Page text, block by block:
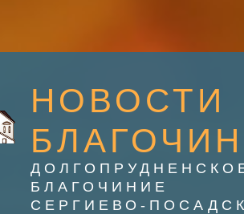
НОВОСТИ
БЛАГОЧИНИЕ
СЕРГИЕВО-